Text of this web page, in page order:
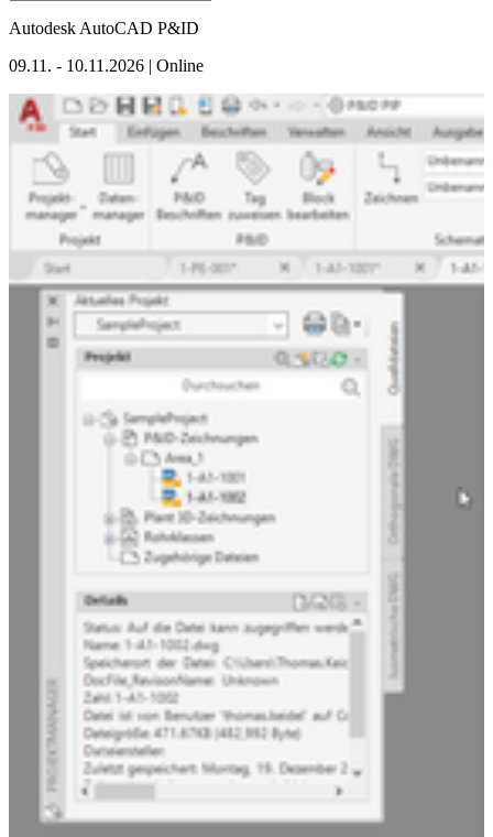
Autodesk AutoCAD P&ID
09.11. - 10.11.2026 | Online